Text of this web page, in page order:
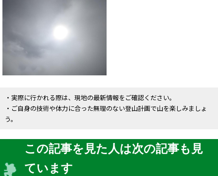
・実際に行かれる際は、現地の最新情報をご確認ください。
・ご自身の技術や体力に合った無理のない登山計画で山を楽しみましょ
う。
この記事を見た人は次の記事も見
ています